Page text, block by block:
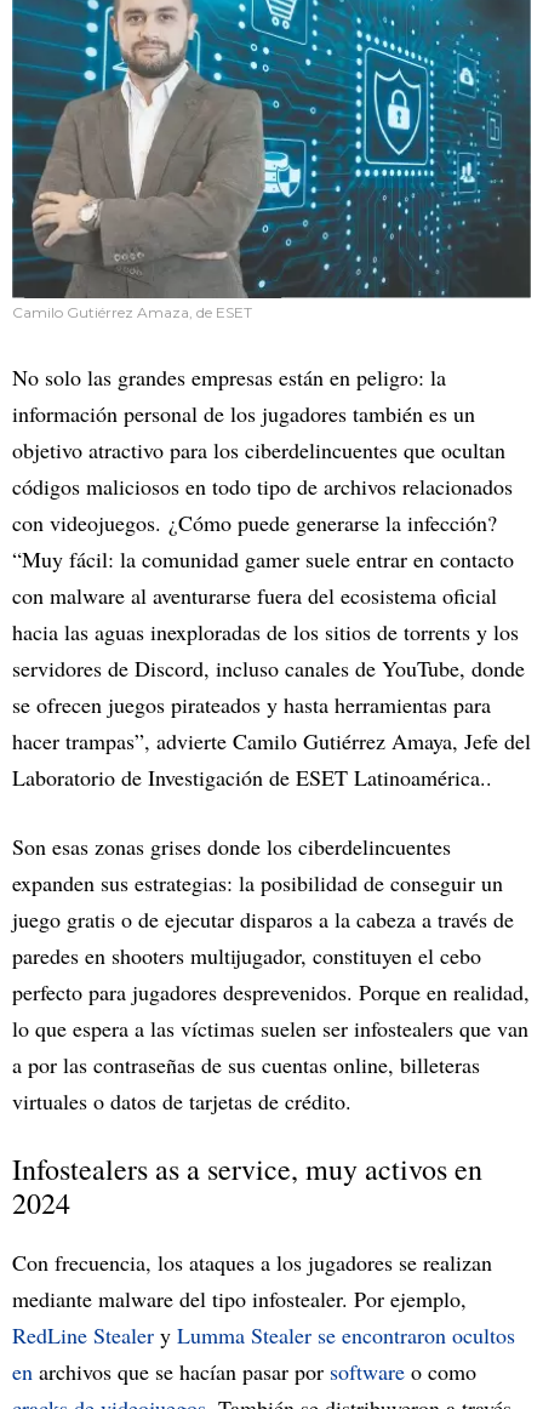
Camilo Gutiérrez Amaza, de ESET
No solo las grandes empresas están en peligro: la
información personal de los jugadores también es un
objetivo atractivo para los ciberdelincuentes que ocultan
códigos maliciosos en todo tipo de archivos relacionados
con videojuegos. ¿Cómo puede generarse la infección?
“Muy fácil: la comunidad gamer suele entrar en contacto
con malware al aventurarse fuera del ecosistema oficial
hacia las aguas inexploradas de los sitios de torrents y los
servidores de Discord, incluso canales de YouTube, donde
se ofrecen juegos pirateados y hasta herramientas para
hacer trampas”, advierte Camilo Gutiérrez Amaya, Jefe del
Laboratorio de Investigación de ESET Latinoamérica..
Son esas zonas grises donde los ciberdelincuentes
expanden sus estrategias: la posibilidad de conseguir un
juego gratis o de ejecutar disparos a la cabeza a través de
paredes en shooters multijugador, constituyen el cebo
perfecto para jugadores desprevenidos. Porque en realidad,
lo que espera a las víctimas suelen ser infostealers que van
a por las contraseñas de sus cuentas online, billeteras
virtuales o datos de tarjetas de crédito.
Infostealers as a service, muy activos en
2024
Con frecuencia, los ataques a los jugadores se realizan
mediante malware del tipo infostealer. Por ejemplo,
RedLine Stealer y Lumma Stealer se encontraron ocultos
en archivos que se hacían pasar por software o como